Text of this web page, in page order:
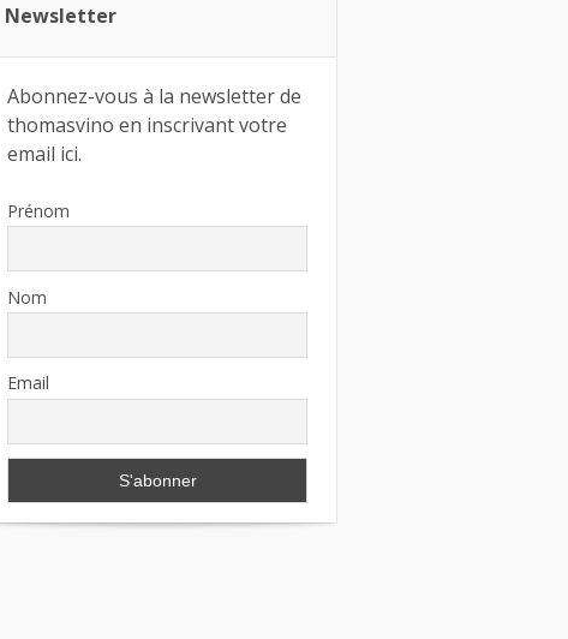
Newsletter
Abonnez-vous à la newsletter de
thomasvino en inscrivant votre
email ici.
Prénom
Nom
Email